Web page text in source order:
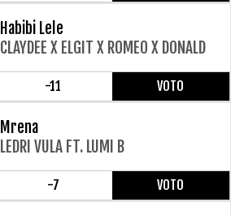
Habibi Lele
CLAYDEE X ELGIT X ROMEO X DONALD
-11 VOTO
Mrena
LEDRI VULA FT. LUMI B
-7 VOTO